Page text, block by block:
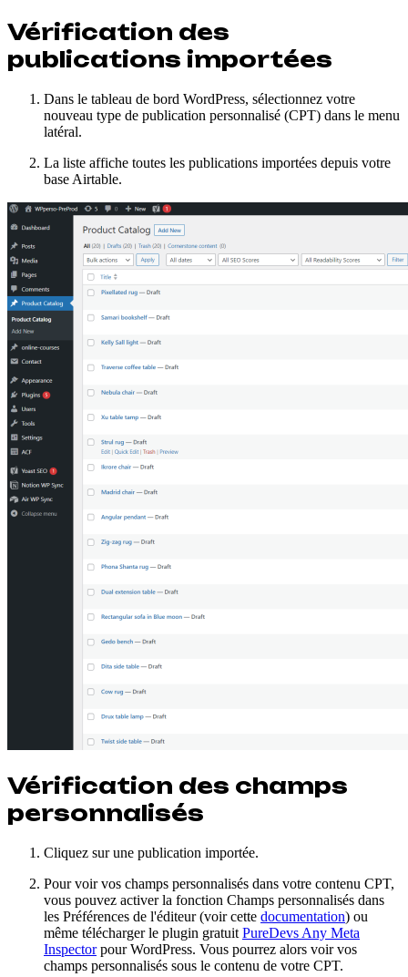
Vérification des
publications importées
Dans le tableau de bord WordPress, sélectionnez votre
nouveau type de publication personnalisé (CPT) dans le menu
latéral.
La liste affiche toutes les publications importées depuis votre
base Airtable.
Vérification des champs
personnalisés
Cliquez sur une publication importée.
Pour voir vos champs personnalisés dans votre contenu CPT,
vous pouvez activer la fonction Champs personnalisés dans
les Préférences de l'éditeur (voir cette documentation) ou
même télécharger le plugin gratuit PureDevs Any Meta
Inspectorpour WordPress. Vous pourrez alors voir vos
champs personnalisés sous le contenu de votre CPT.